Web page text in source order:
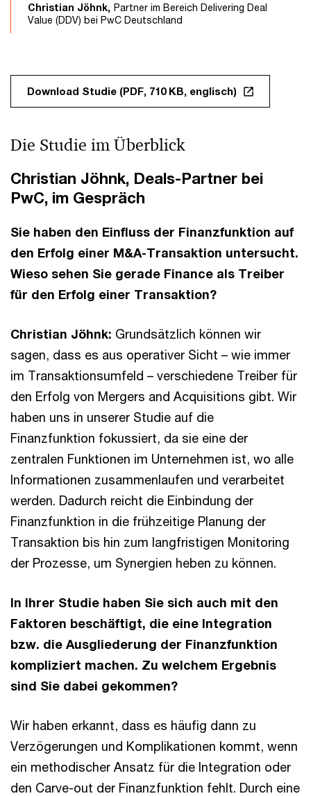
Christian Jöhnk, Partner im Bereich Delivering Deal
Value (DDV) bei PwC Deutschland
Download Studie (PDF, 710 KB, englisch)
Die Studie im Überblick
Christian Jöhnk, Deals-Partner bei
PwC, im Gespräch
Sie haben den Einfluss der Finanzfunktion auf
den Erfolg einer M&A-Transaktion untersucht.
Wieso sehen Sie gerade Finance als Treiber
für den Erfolg einer Transaktion?
Christian Jöhnk: Grundsätzlich können wir
sagen, dass es aus operativer Sicht – wie immer
im Transaktionsumfeld – verschiedene Treiber für
den Erfolg von Mergers and Acquisitions gibt. Wir
haben uns in unserer Studie auf die
Finanzfunktion fokussiert, da sie eine der
zentralen Funktionen im Unternehmen ist, wo alle
Informationen zusammenlaufen und verarbeitet
werden. Dadurch reicht die Einbindung der
Finanzfunktion in die frühzeitige Planung der
Transaktion bis hin zum langfristigen Monitoring
der Prozesse, um Synergien heben zu können.
In Ihrer Studie haben Sie sich auch mit den
Faktoren beschäftigt, die eine Integration
bzw. die Ausgliederung der Finanzfunktion
kompliziert machen. Zu welchem Ergebnis
sind Sie dabei gekommen?
Wir haben erkannt, dass es häufig dann zu
Verzögerungen und Komplikationen kommt, wenn
ein methodischer Ansatz für die Integration oder
den Carve-out der Finanzfunktion fehlt. Durch eine